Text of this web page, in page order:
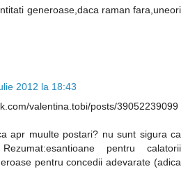
generoase,daca raman fara,uneori
2012 la 18:43
valentina.tobi/posts/39052239099
apr muulte postari? nu sunt sigura ca
pentru calatorii
pentru concedii adevarate (adica